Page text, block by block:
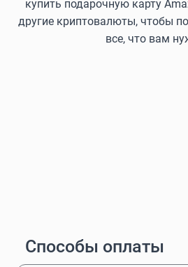
купить подарочную карту
другие криптовалюты, чтобы
все, что вам
Способы оплаты